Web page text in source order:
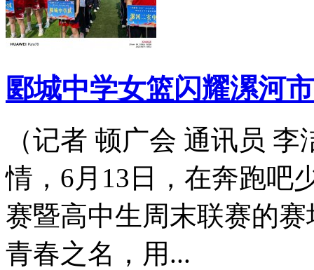
郾城中学女篮闪耀漯河
（记者 顿广会 通讯员
情，6月13日，在奔跑吧
赛暨高中生周末联赛的
青春之名，用...